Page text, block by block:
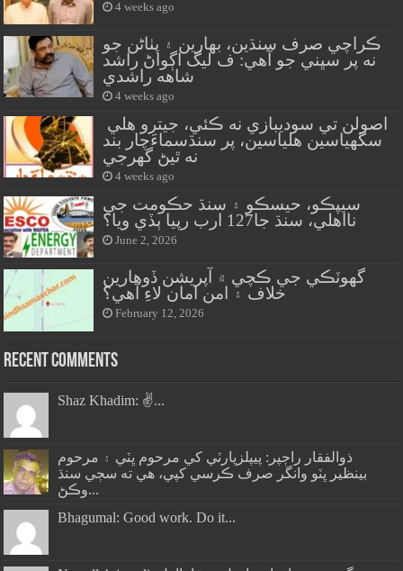
4 weeks ago
ڪراچي صرف سنڌين، بهارين ۽ پٺاڻن جو
نه پر سڀني جو آهي: ف ليگ اڳواڻ راشد
شاهه راشدي
4 weeks ago
سگهياسين هلياسين، پر سنڌسماءَچار بند
نه ٿيڻ گهرجي
4 weeks ago
سيپڪو، حيسڪو ۽ سنڌ حڪومت جي
نااهلي، سنڌ جا127 ارب رپيا ٻڏي ويا؟
June 2, 2026
گهوٽڪي جي ڪچي ۾ آپريشن ڏوهارين
خلاف ۽ امن امان لاءِ آهي؟
February 12, 2026
Recent Comments
Shaz Khadim: ✌️...
ذوالفقار راڄپر: پيپلزپارٽي کي مرحوم ڀٽي ۽ مرحوم
بينظير ڀٽو وانگر صرف ڪرسي کپي، هي ته سڄي سنڌ
وڪڻ...
Bhagumal: Good work. Do it...